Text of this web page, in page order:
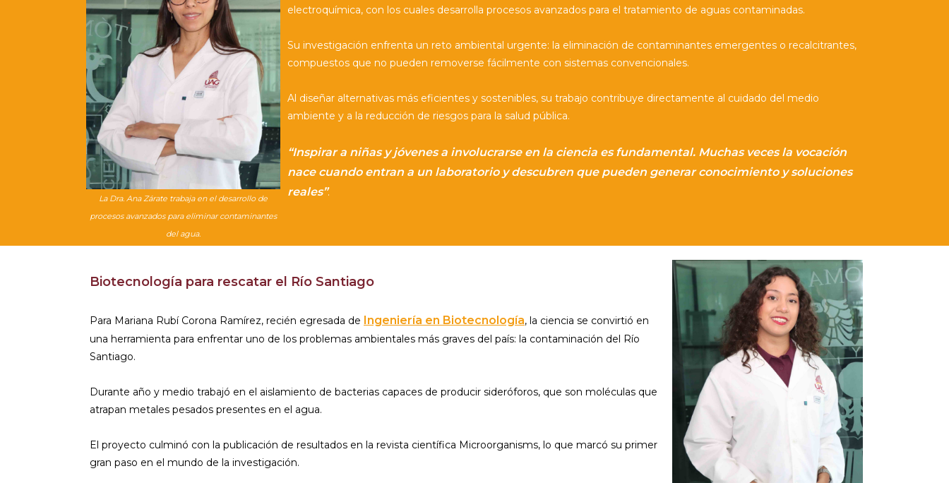
La Dra. Ana Zárate trabaja en el desarrollo de
procesos avanzados para eliminar contaminantes
del agua.
electroquímica, con los cuales desarrolla procesos avanzados para el tratamiento de aguas contaminadas.
Su investigación enfrenta un reto ambiental urgente: la eliminación de contaminantes emergentes o recalcitrantes,
compuestos que no pueden removerse fácilmente con sistemas convencionales.
Al diseñar alternativas más eficientes y sostenibles, su trabajo contribuye directamente al cuidado del medio
ambiente y a la reducción de riesgos para la salud pública.
“Inspirar a niñas y jóvenes a involucrarse en la ciencia es fundamental. Muchas veces la vocación
nace cuando entran a un laboratorio y descubren que pueden generar conocimiento y soluciones
reales”.
Biotecnología para rescatar el Río Santiago
Para Mariana Rubí Corona Ramírez, recién egresada de Ingeniería en Biotecnología, la ciencia se convirtió en
una herramienta para enfrentar uno de los problemas ambientales más graves del país: la contaminación del Río
Santiago.
Durante año y medio trabajó en el aislamiento de bacterias capaces de producir sideróforos, que son moléculas que
atrapan metales pesados presentes en el agua.
El proyecto culminó con la publicación de resultados en la revista científica Microorganisms, lo que marcó su primer
gran paso en el mundo de la investigación.